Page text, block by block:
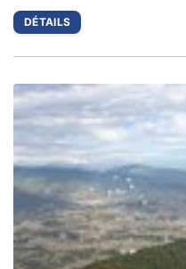
DÉTAILS